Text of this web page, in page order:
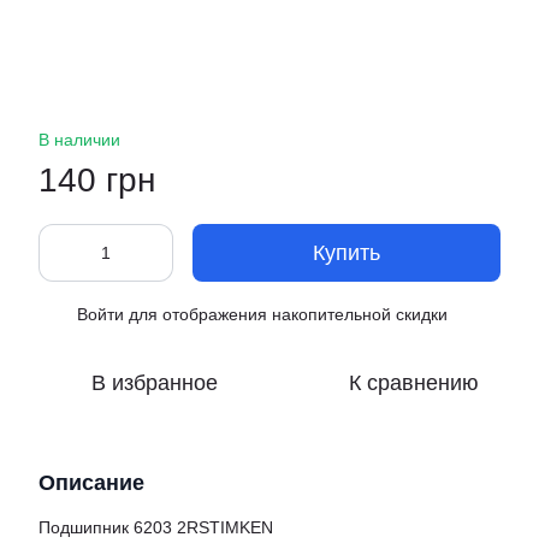
В наличии
140 грн
Купить
Войти для отображения накопительной скидки
В избранное К сравнению
Описание
Подшипник 6203 2RSTIMKEN